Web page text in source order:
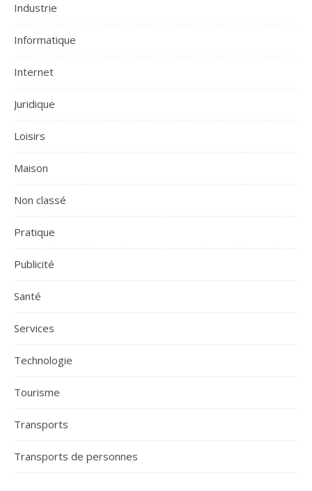
Industrie
Informatique
Internet
Juridique
Loisirs
Maison
Non classé
Pratique
Publicité
Santé
Services
Technologie
Tourisme
Transports
Transports de personnes